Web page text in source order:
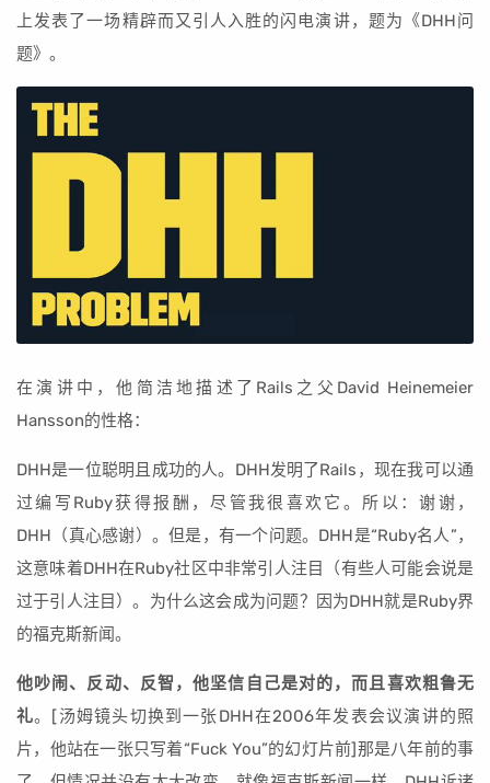
上发表了一场精辟而又引人入胜的闪电演讲，题为《DHH问
题》。
在演讲中，他简洁地描述了Rails之父David Heinemeier
Hansson的性格：
DHH是一位聪明且成功的人。DHH发明了Rails，现在我可以通
过编写Ruby获得报酬，尽管我很喜欢它。所以：谢谢，
DHH（真心感谢）。但是，有一个问题。DHH是“Ruby名人”，
这意味着DHH在Ruby社区中非常引人注目（有些人可能会说是
过于引人注目）。为什么这会成为问题？因为DHH就是Ruby界
的福克斯新闻。
他吵闹、反动、反智，他坚信自己是对的，而且喜欢粗鲁无
礼。[汤姆镜头切换到一张DHH在2006年发表会议演讲的照
片，他站在一张只写着“Fuck You”的幻灯片前]那是八年前的事